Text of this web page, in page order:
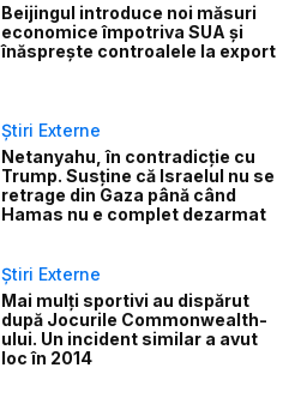
Beijingul introduce noi măsuri
economice împotriva SUA și
înăsprește controalele la export
Știri Externe
Netanyahu, în contradicție cu
Trump. Susține că Israelul nu se
retrage din Gaza până când
Hamas nu e complet dezarmat
Știri Externe
Mai mulți sportivi au dispărut
după Jocurile Commonwealth-
ului. Un incident similar a avut
loc în 2014